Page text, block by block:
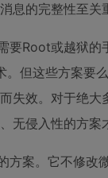
息的完整性至关
要Root或越狱
但这些方案要
失效。对于绝
无侵入性的方案
方案。它不修